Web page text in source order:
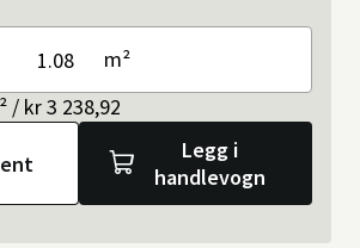
m²
/ kr 3 238,92
Legg i
handlevogn